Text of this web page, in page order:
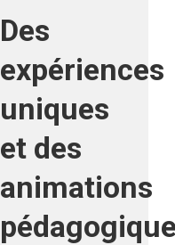
Des
expériences
uniques
et des
animations